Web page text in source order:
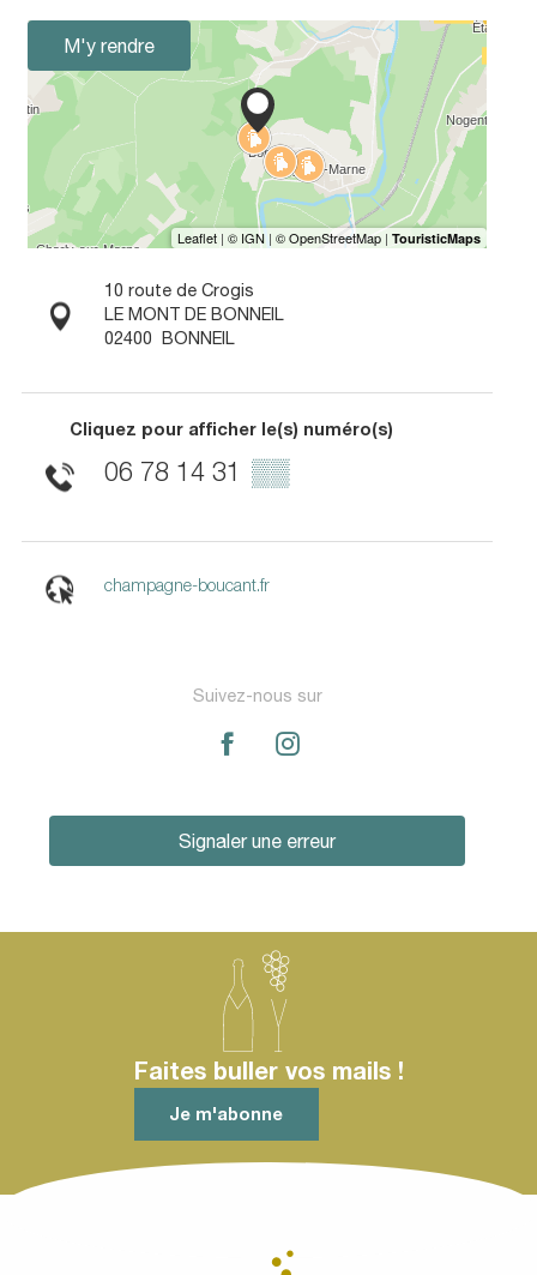
M'y rendre
10 route de Crogis
LE MONT DE BONNEIL
02400 BONNEIL
Cliquez pour afficher le(s) numéro(s)
06 78 14 31 ▒▒
champagne-boucant.fr
Suivez-nous sur
Signaler une erreur
Faites buller vos mails !
Je m'abonne